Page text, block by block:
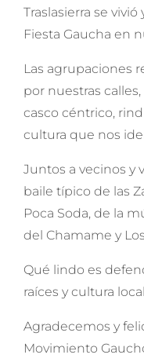
Traslasierra se
Fiesta Gaucha en
Las agrupaciones
por nuestras
casco céntrico,
cultura que nos
Juntos a vecinos y
baile típico de las
Poca Soda, de la
del Chamame y
Qué lindo es
raíces y cultura
Agradecemos y
Movimiento